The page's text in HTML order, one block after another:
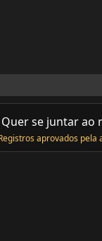
se juntar
aprovados pela